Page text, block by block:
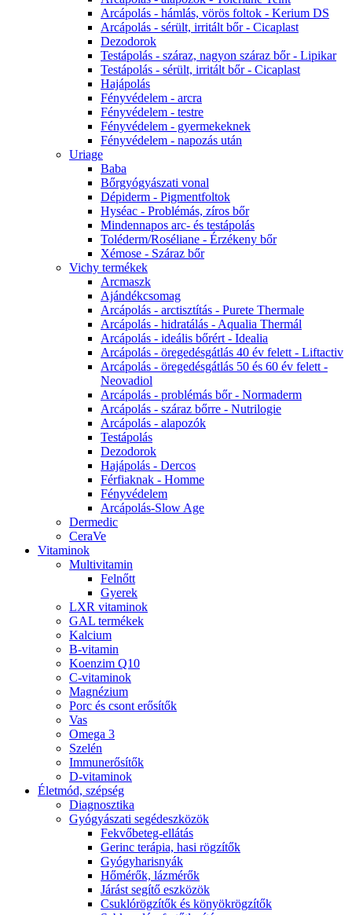
Arcápolás - hámlás, vörös foltok - Kerium DS
Arcápolás - sérült, irritált bőr - Cicaplast
Dezodorok
Testápolás - száraz, nagyon száraz bőr - Lipikar
Testápolás - sérült, irritált bőr - Cicaplast
Hajápolás
Fényvédelem - arcra
Fényvédelem - testre
Fényvédelem - gyermekeknek
Fényvédelem - napozás után
Uriage
Baba
Bőrgyógyászati vonal
Dépiderm - Pigmentfoltok
Hyséac - Problémás, zíros bőr
Mindennapos arc- és testápolás
Toléderm/Roséliane - Érzékeny bőr
Xémose - Száraz bőr
Vichy termékek
Arcmaszk
Ajándékcsomag
Arcápolás - arctisztítás - Purete Thermale
Arcápolás - hidratálás - Aqualia Thermál
Arcápolás - ideális bőrért - Idealia
Arcápolás - öregedésgátlás 40 év felett - Liftactiv
Arcápolás - öregedésgátlás 50 és 60 év felett -
Neovadiol
Arcápolás - problémás bőr - Normaderm
Arcápolás - száraz bőrre - Nutrilogie
Arcápolás - alapozók
Testápolás
Dezodorok
Hajápolás - Dercos
Férfiaknak - Homme
Fényvédelem
Arcápolás-Slow Age
Dermedic
CeraVe
Vitaminok
Multivitamin
Felnőtt
Gyerek
LXR vitaminok
GAL termékek
Kalcium
B-vitamin
Koenzim Q10
C-vitaminok
Magnézium
Porc és csont erősítők
Vas
Omega 3
Szelén
Immunerősítők
D-vitaminok
Életmód, szépség
Diagnosztika
Gyógyászati segédeszközök
Fekvőbeteg-ellátás
Gerinc terápia, hasi rögzítők
Gyógyharisnyák
Hőmérők, lázmérők
Járást segítő eszközök
Csuklórögzítők és könyökrögzítők